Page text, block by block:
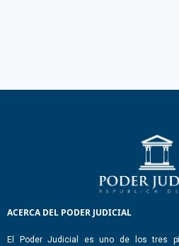
ACERCA DEL PODER JUDICIAL
El Poder Judicial es uno de los tres